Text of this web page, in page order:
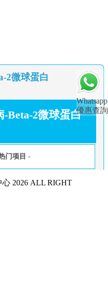
Whatsapp
優惠查詢
2微球蛋白
Beta-2微球蛋白
门项目 -
2026 ALL RIGHT